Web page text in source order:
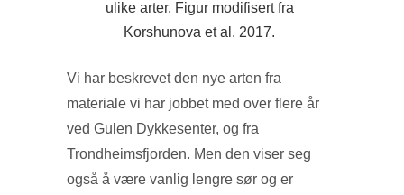
ulike arter. Figur modifisert fra
Korshunova et al. 2017.
Vi har beskrevet den nye arten fra
materiale vi har jobbet med over flere år
ved Gulen Dykkesenter, og fra
Trondheimsfjorden. Men den viser seg
også å være vanlig lengre sør og er